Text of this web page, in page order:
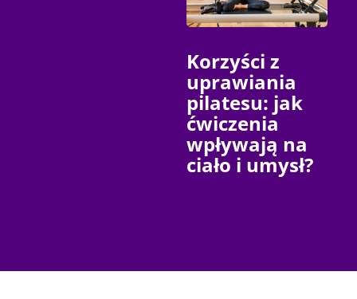
Korzyści z
uprawiania
pilatesu: jak
ćwiczenia
wpływają na
ciało i umysł?